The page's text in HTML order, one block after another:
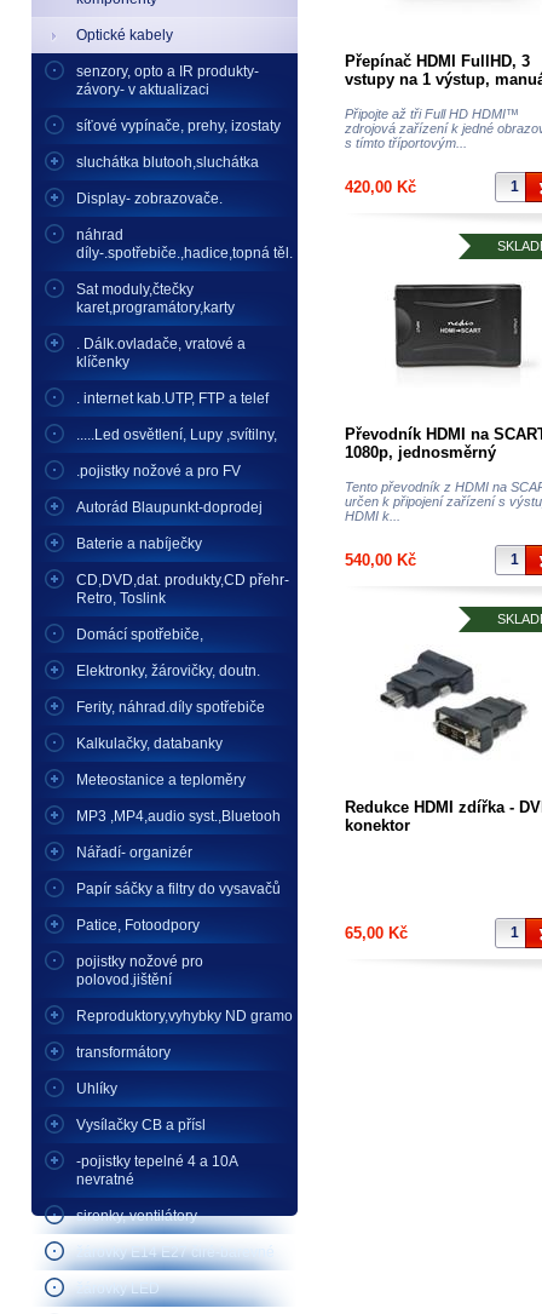
Optické kabely
senzory, opto a IR produkty-
závory- v aktualizaci
síťové vypínače, prehy, izostaty
sluchátka blutooh,sluchátka
Display- zobrazovače.
náhrad
díly-.spotřebiče.,hadice,topná těl.
Sat moduly,čtečky
karet,programátory,karty
. Dálk.ovladače, vratové a
klíčenky
. internet kab.UTP, FTP a telef
.....Led osvětlení, Lupy ,svítilny,
.pojistky nožové a pro FV
Autorád Blaupunkt-doprodej
Baterie a nabíječky
CD,DVD,dat. produkty,CD přehr-
Retro, Toslink
Domácí spotřebiče,
Elektronky, žárovičky, doutn.
Ferity, náhrad.díly spotřebiče
Kalkulačky, databanky
Meteostanice a teploměry
MP3 ,MP4,audio syst.,Bluetooh
Nářadí- organizér
Papír sáčky a filtry do vysavačů
Patice, Fotoodpory
pojistky nožové pro
polovod.jištění
Reproduktory,vyhybky ND gramo
transformátory
Uhlíky
Vysílačky CB a přísl
-pojistky tepelné 4 a 10A
nevratné
sirenky, ventilátory
žárovky E14 E27 čiré-barevné
žárovky LED
Přepínač HDMI FullHD, 3
vstupy na 1 výstup,
Připojte až tři Full HD HDMI™
zdrojová zařízení k jedné
s tímto tříportovým...
420,00 Kč
Převodník HDMI na
1080p, jednosměrný
Tento převodník z HDMI na
určen k připojení zařízení s
HDMI k...
540,00 Kč
Redukce HDMI zdířka -
konektor
65,00 Kč